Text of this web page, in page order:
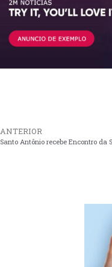
ANTERIOR